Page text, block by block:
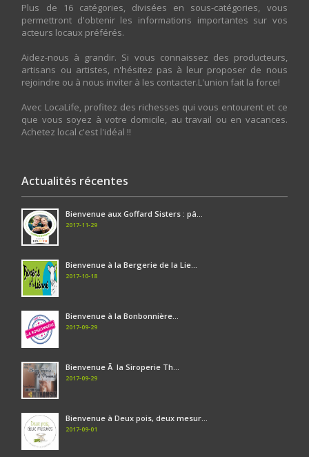
Plus de 16 catégories, divisées en sous-catégories, vous
permettront d'obtenir les informations importantes sur vos
acteurs locaux préférés.
Aidez-nous à grandir. Si vous connaissez des producteurs,
artisans ou artistes, n'hésitez pas à leur proposer de nous
rejoindre ou à nous inviter à les contacter.L'union fait la force!
Avec LocaLife, profitez des richesses qui vous entourent et ce
que vous soyez à votre domicile, au travail ou en vacances.
Achetez local c'est l'idéal !!
Actualités récentes
Bienvenue aux Goffard Sisters : pâ...
2017-11-29
Bienvenue à la Bergerie de la Lie...
2017-10-18
Bienvenue à la Bonbonnière...
2017-09-29
Bienvenue Ã la Siroperie Th...
2017-09-29
Bienvenue à Deux pois, deux mesur...
2017-09-01